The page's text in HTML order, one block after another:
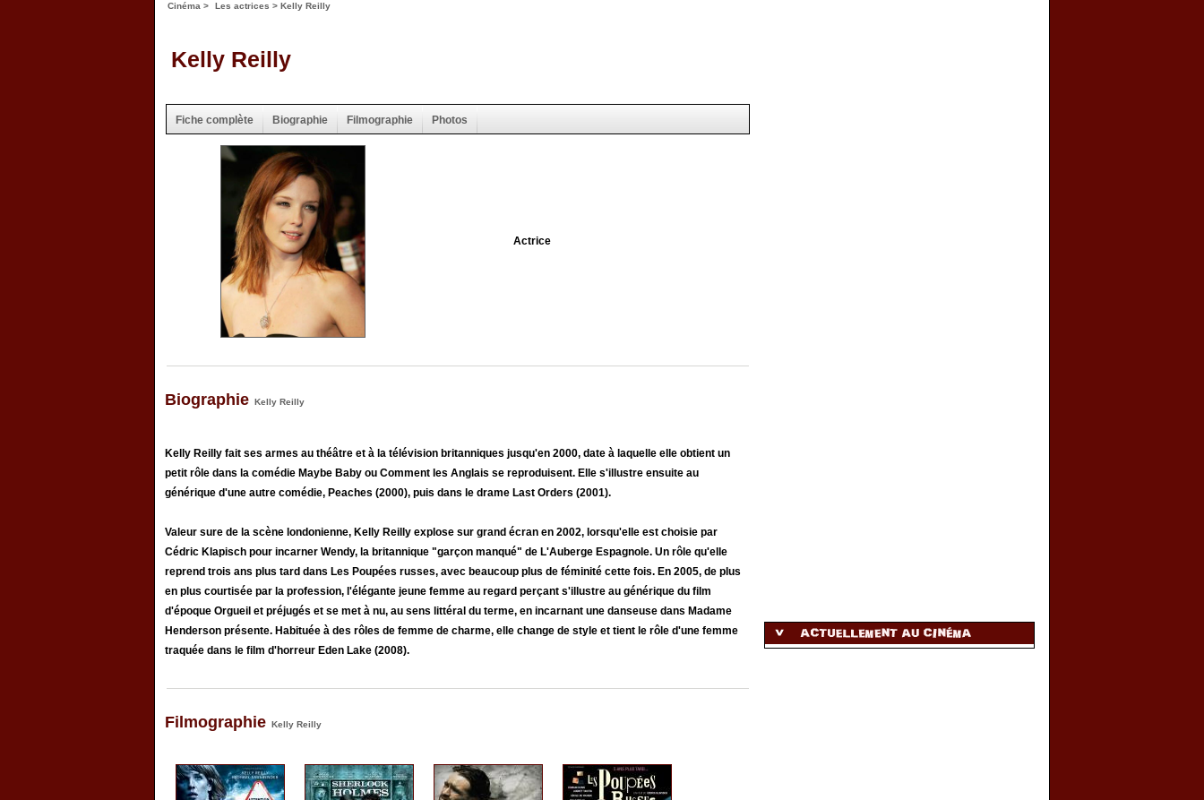
Cinéma > Les actrices > Kelly Reilly
Kelly Reilly
Fiche complète Biographie Filmographie Photos
Actrice
Biographie Kelly Reilly
Kelly Reilly fait ses armes au théâtre et à la télévision britanniques jusqu'en 2000, date à laquelle elle obtient un
petit rôle dans la comédie Maybe Baby ou Comment les Anglais se reproduisent. Elle s'illustre ensuite au
générique d'une autre comédie, Peaches (2000), puis dans le drame Last Orders (2001).
Valeur sure de la scène londonienne, Kelly Reilly explose sur grand écran en 2002, lorsqu'elle est choisie par
Cédric Klapisch pour incarner Wendy, la britannique "garçon manqué" de L'Auberge Espagnole. Un rôle qu'elle
reprend trois ans plus tard dans Les Poupées russes, avec beaucoup plus de féminité cette fois. En 2005, de plus
en plus courtisée par la profession, l'élégante jeune femme au regard perçant s'illustre au générique du film
d'époque Orgueil et préjugés et se met à nu, au sens littéral du terme, en incarnant une danseuse dans Madame
Henderson présente. Habituée à des rôles de femme de charme, elle change de style et tient le rôle d'une femme
traquée dans le film d'horreur Eden Lake (2008).
Filmographie Kelly Reilly